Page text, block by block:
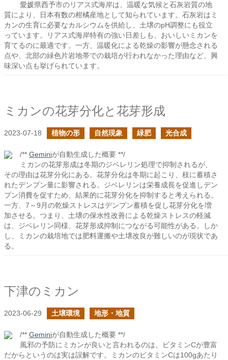
愛媛県西予市のリアス式海岸は、温暖な気候と石灰岩質の地
質により、日本有数の柑橘産地として知られています。石灰岩はミ
カンの生育に必要なカルシウムを供給し、土壌のpH調整にも役立
っています。リアス式海岸特有の強い日差しも、おいしいミカンを
育てるのに最適です。一方、温暖化による乾燥の影響が懸念される
点や、北部の緑色片岩地帯での栽培が行われなかった理由など、興
味深い点も挙げられています。
ミカンの花芽分化と花芽形成
2023-07-18 植物の形 自然現象 緑肥 光合成
/** Geminiが自動生成した概要 **/
ミカンの花芽形成は冬期のジベレリン処理で抑制されるが、
その理由は花芽分化にある。花芽分化は冬期に起こり、枝に蓄積さ
れたデンプン量に影響される。ジベレリンは栄養成長を促進しデン
プン消費を促すため、結果的に花芽分化を抑制すると考えられる。
一方、7～9月の乾燥ストレスはデンプン蓄積を促し花芽分化を増
加させる。つまり、土壌の保水性改善による乾燥ストレスの軽減
は、ジベレリン同様、花芽形成抑制につながる可能性がある。しか
し、ミカンの栽培地では肥料運搬や土壌改良が難しいのが現状であ
る。
下津のミカン
2023-06-29 土壌環境 地形・地質
/** Geminiが自動生成した概要 **/
風邪の予防にミカンが良いと言われるのは、ビタミンCが豊富
だからというのは実は誤解です。ミカンのビタミンCは100gあたり